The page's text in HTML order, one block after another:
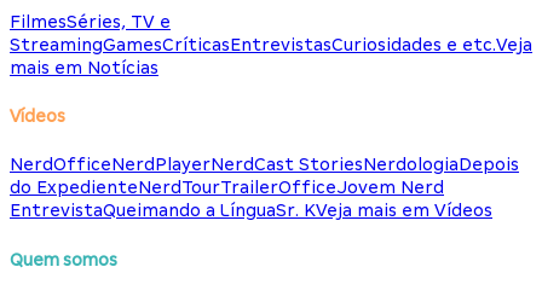
FilmesSéries, TV e
StreamingGamesCríticasEntrevistasCuriosidades e etc.Veja
mais em Notícias
Vídeos
NerdOfficeNerdPlayerNerdCast StoriesNerdologiaDepois
do ExpedienteNerdTourTrailerOfficeJovem Nerd
EntrevistaQueimando a LínguaSr. KVeja mais em Vídeos
Quem somos